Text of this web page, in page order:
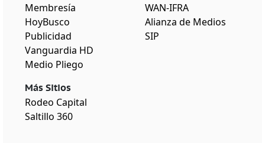
Membresía
HoyBusco
Publicidad
Vanguardia HD
Medio Pliego
Más Sitios
Rodeo Capital
Saltillo 360
WAN-IFRA
Alianza de Medios
SIP